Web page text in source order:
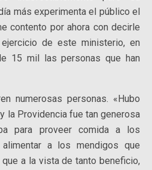
más experimenta el público el
contento por ahora con decirle
de este ministerio, en
15 mil las personas que han
numerosas personas. «Hubo
la Providencia fue tan generosa
para proveer comida a los
a los mendigos que
que a la vista de tanto beneficio,